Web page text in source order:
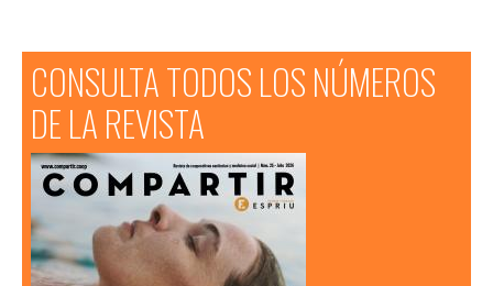
CONSULTA TODOS LOS NÚMEROS
DE LA REVISTA